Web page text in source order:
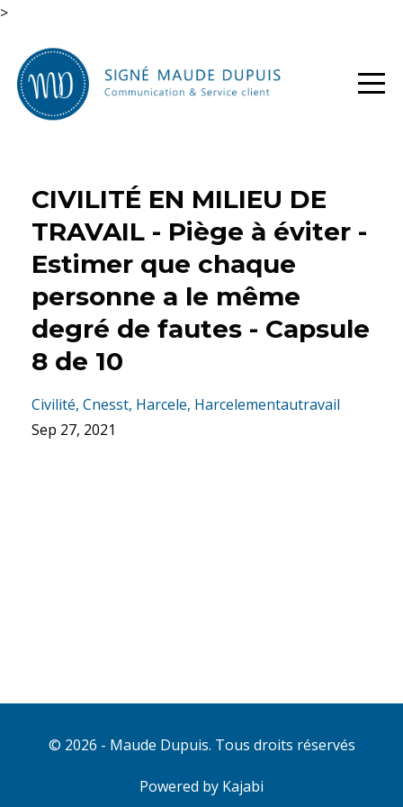
>
CIVILITÉ EN MILIEU DE
TRAVAIL - Piège à éviter -
Estimer que chaque
personne a le même
degré de fautes - Capsule
8 de 10
Civilité Cnesst Harcele Harcelementautravail
Sep 27, 2021
© 2026 - Maude Dupuis. Tous droits réservés
Powered by Kajabi